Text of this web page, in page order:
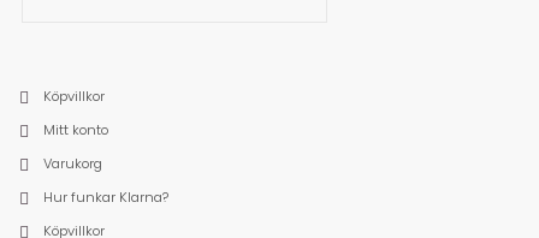
Köpvillkor
Mitt konto
Varukorg
Hur funkar Klarna?
Köpvillkor